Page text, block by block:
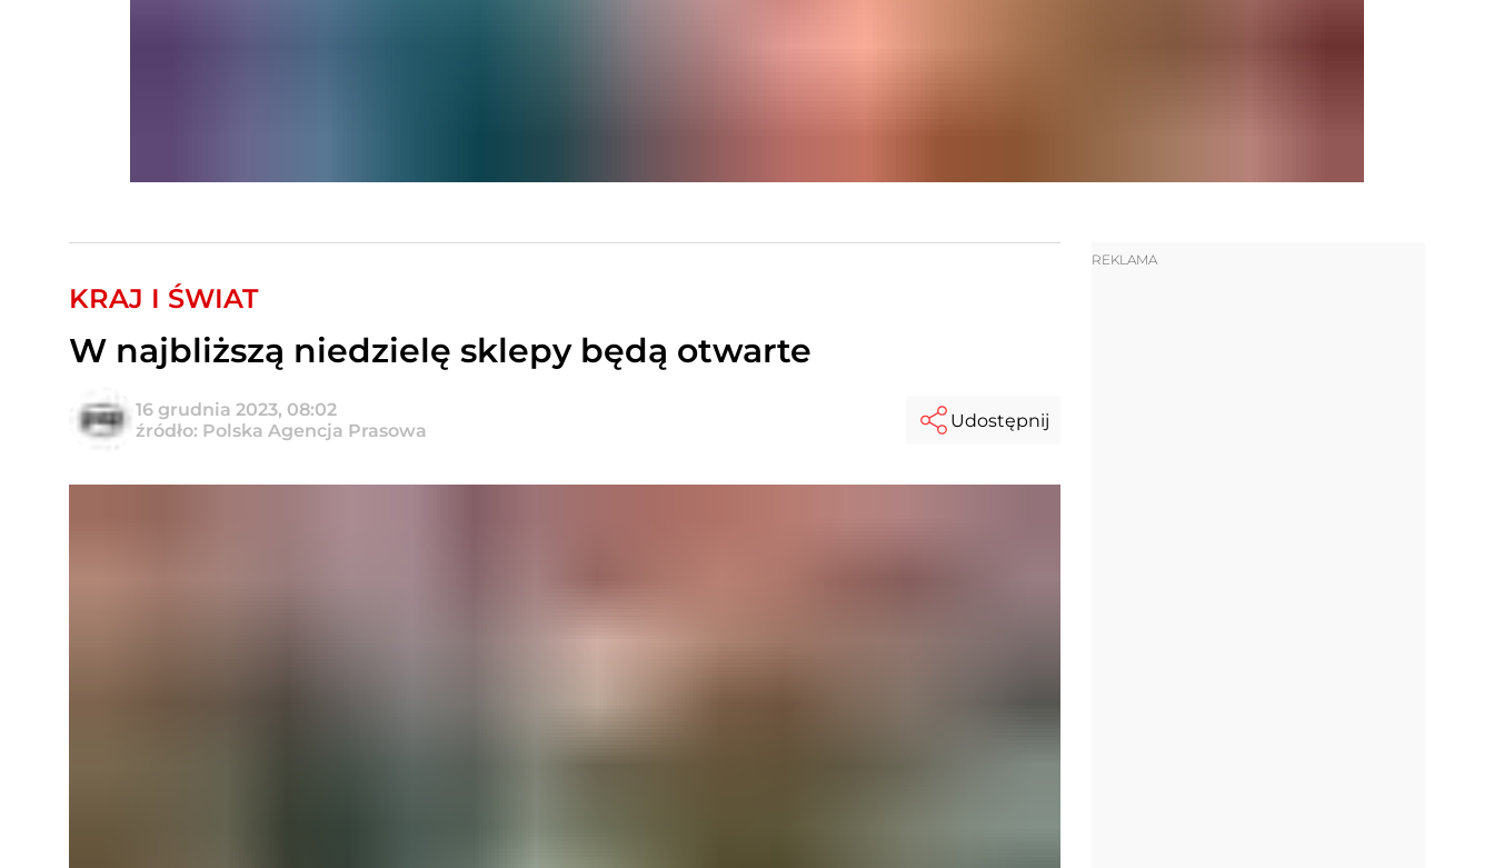
KRAJ I ŚWIAT
W najbliższą niedzielę sklepy będą otwarte
16 grudnia 2023, 08:02
źródło: Polska Agencja Prasowa
Udostępnij
REKLAMA